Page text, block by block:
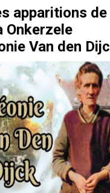
apparitions de
Onkerzele
Van den